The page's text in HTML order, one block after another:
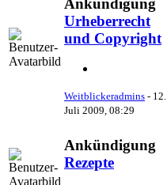
Urheberrecht
und Copyright
Weitblickeradmins - 12.
Juli 2009, 08:29
Ankündigung
Rezepte